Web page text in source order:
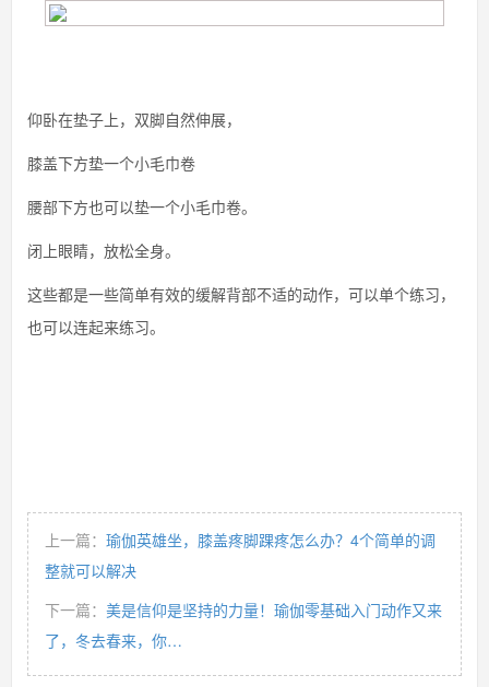
仰卧在垫子上，双脚自然伸展，
膝盖下方垫一个小毛巾卷
腰部下方也可以垫一个小毛巾卷。
闭上眼睛，放松全身。
这些都是一些简单有效的缓解背部不适的动作，可以单个练习，
也可以连起来练习。
上一篇： 瑜伽英雄坐，膝盖疼脚踝疼怎么办？4个简单的调
整就可以解决
下一篇： 美是信仰是坚持的力量！瑜伽零基础入门动作又来
了，冬去春来，你…